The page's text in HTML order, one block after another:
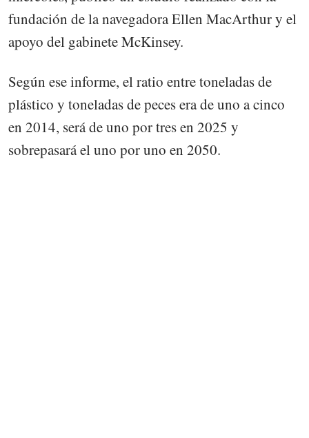
fundación de la navegadora Ellen MacArthur y el
apoyo del gabinete McKinsey.
Según ese informe, el ratio entre toneladas de
plástico y toneladas de peces era de uno a cinco
en 2014, será de uno por tres en 2025 y
sobrepasará el uno por uno en 2050.